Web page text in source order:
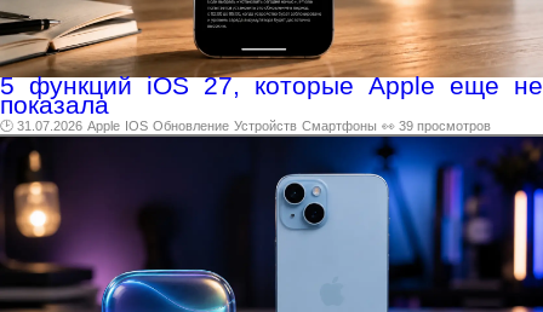
5 функций iOS 27, которые Apple еще не
показала
🕑 31.07.2026 Apple IOS Обновление Устройств Смартфоны 👀 39 просмотров